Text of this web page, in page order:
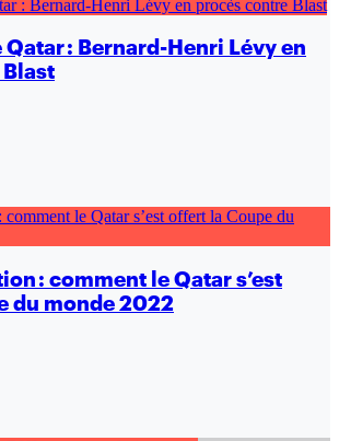
Qatar : Bernard-Henri Lévy en
: comment le Qatar s’est
du monde 2022